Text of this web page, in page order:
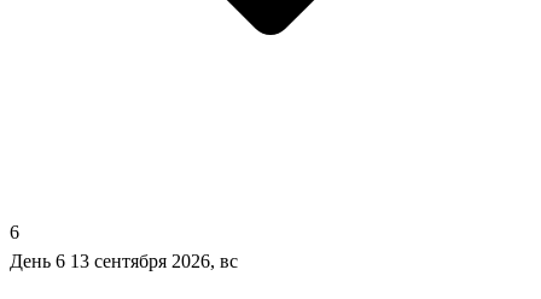
6
День 6 13 сентября 2026, вс